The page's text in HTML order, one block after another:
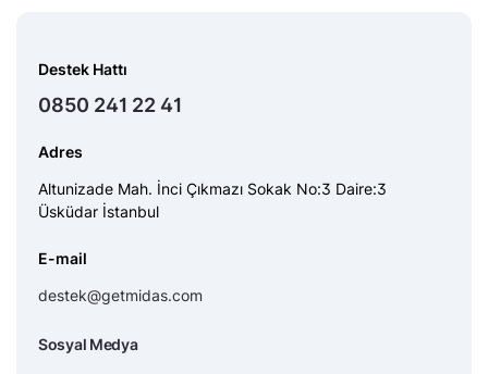
Destek Hattı
0850 241 22 41
Adres
Altunizade Mah. İnci Çıkmazı Sokak No:3 Daire:3
Üsküdar İstanbul
E-mail
destek@getmidas.com
Sosyal Medya